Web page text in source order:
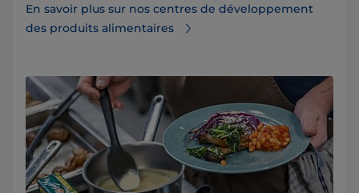
En savoir plus sur nos centres de développement
des produits alimentaires